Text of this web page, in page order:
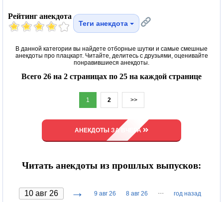
Рейтинг анекдота
Теги анекдота
В данной категории вы найдете отборные шутки и самые смешные
анекдоты про плацкарт. Читайте, делитесь с друзьями, оценивайте
понравившиеся анекдоты.
Всего 26 на 2 страницах по 25 на каждой странице
1 2 >>
АНЕКДОТЫ ЗА ВЧЕРА
Читать анекдоты из прошлых выпусков:
→ 9 авг 26 8 авг 26 ··· год назад